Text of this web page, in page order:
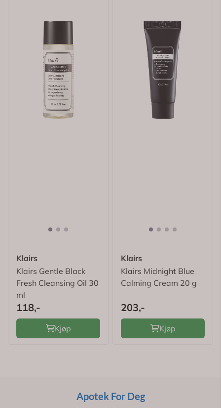
Klairs
Klairs Gentle Black
Fresh Cleansing Oil 30
ml
118,-
Kjøp
Klairs
Klairs Midnight Blue
Calming Cream 20 g
203,-
Kjøp
Apotek For Deg